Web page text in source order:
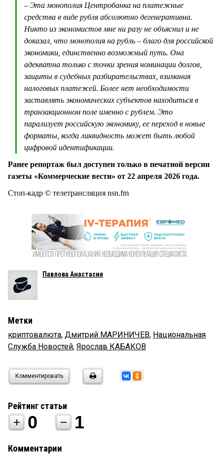
– Эта монополия Центробанка на платежные
средства в виде рубля абсолютно дегенеративна.
Никто из экономистов мне ни разу не объяснил и не
доказал, что монополия на рубль – благо для российской
экономики, единственно возможный путь. Она
адекватна только с точки зрения номинации долгов,
защиты в судебных разбирательствах, взимания
налоговых платежей. Более нет необходимости
заставлять экономических субъектов находиться в
транзакционном поле именно с рублем. Это
парализует российскую экономику, ее переход в новые
форматы, когда ликвидность может быть любой
цифровой идентификации.
Ранее репортаж был доступен только в печатной версии
газеты «Коммерческие вести» от 22 апреля 2026 года.
Стоп-кадр © телетрансляция nsn.fm
Павлова Анастасия
Метки
криптовалюта, Дмитрий МАРИНИЧЕВ, Национальная
Служба Новостей, Ярослав КАБАКОВ
Комментировать
Рейтинг статьи
0 1
Комментарии